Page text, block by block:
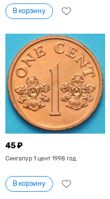
В корзину
45 ₽
Сингапур 1 цент 1998 год.
В корзину